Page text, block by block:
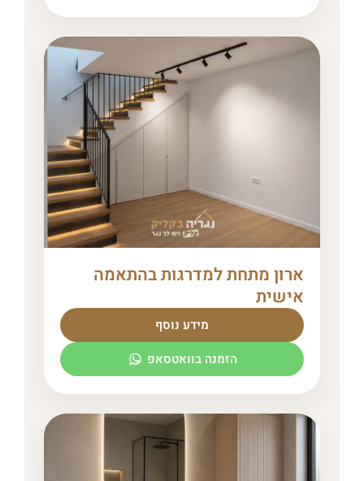
ארון מתחת למדרגות בהתאמה
אישית
מידע נוסף
הזמנה בוואטסאפ